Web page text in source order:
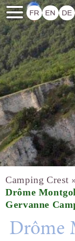
FR EN DE
Camping Crest
Drôme
Gervanne
Drôme